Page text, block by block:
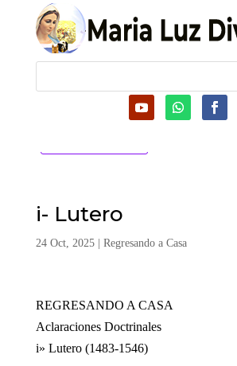
i- Lutero
24 Oct, 2025| Regresando a Casa
REGRESANDO A CASA
Aclaraciones Doctrinales
i» Lutero (1483-1546)